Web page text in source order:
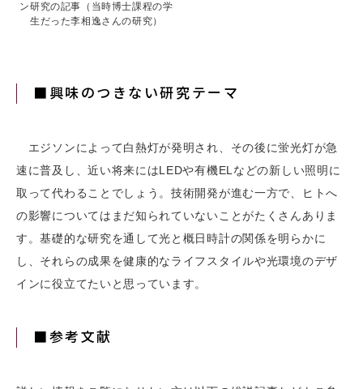
ン研究の記事（当時博士課程の学
生だった李相逸さんの研究）
■興味のつきない研究テーマ
エジソンによって白熱灯が発明され、その後に蛍光灯が急
速に普及し、近い将来にはLEDや有機ELなどの新しい照明に
取って代わることでしょう。技術開発が進む一方で、ヒトへ
の影響についてはまだ知られていないことがたくさんありま
す。基礎的な研究を通して光と概日時計の関係を明らかに
し、それらの成果を健康的なライフスタイルや光環境のデザ
インに役立てたいと思っています。
■参考文献